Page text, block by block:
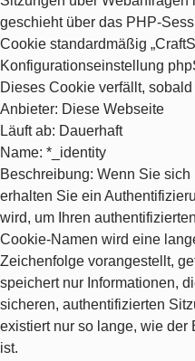
geschieht über das PHP-
Cookie standardmäßig
Konfigurationseinstellung
Dieses Cookie verfällt,
Anbieter: Diese Webseite
Läuft ab: Dauerhaft
Name: *_identity
Beschreibung: Wenn Sie
erhalten Sie ein
wird, um Ihren
Cookie-Namen wird eine
Zeichenfolge vorangestellt,
speichert nur Informationen,
sicheren, authentifizierten
existiert nur so lange, wie der
ist.